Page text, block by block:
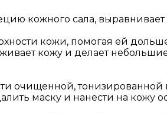
кожного сала,
кожи, помогая ей
кожу и делает
очищенной,
маску и нанести на кожу